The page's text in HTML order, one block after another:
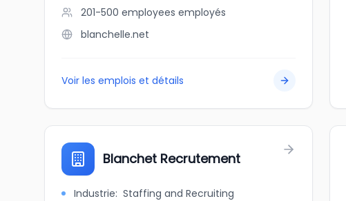
201-500 employees employés
blanchelle.net
Voir les emplois et détails
Blanchet Recrutement
Industrie: Staffing and Recruiting